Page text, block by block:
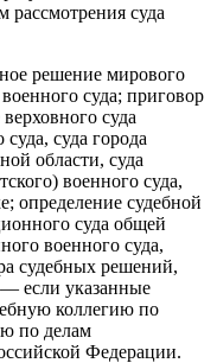
суда
решение мирового
суда; приговор
суда
суда города
области, суда
военного суда,
определение судебной
суда общей
военного суда,
судебных решений,
если указанные
коллегию по
по делам
Федерации.